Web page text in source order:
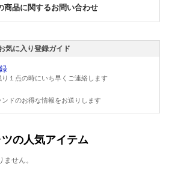
商品に関するお問い合わせ
気に入り登録ガイド
１点の時にいち早くご連絡します
ドのお得な情報をお送りします
の人気アイテム
せん。